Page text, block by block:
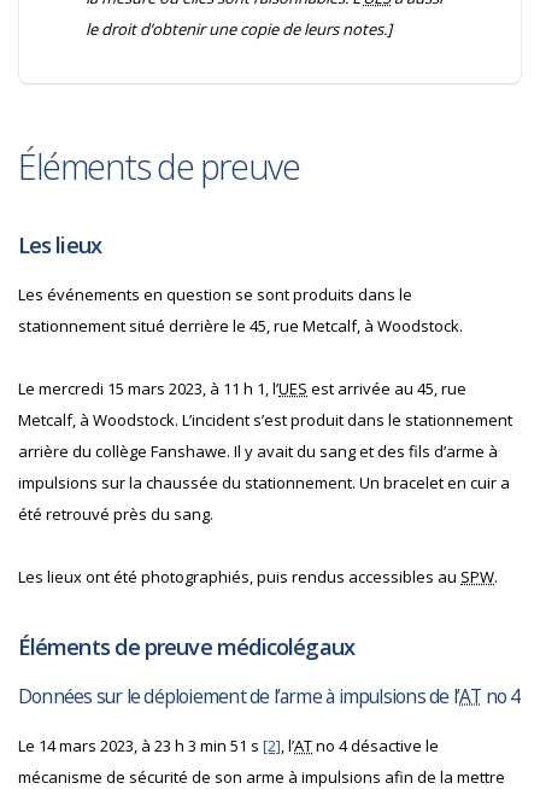
le droit d’obtenir une copie de leurs notes.]
Éléments de preuve
Les lieux
Les événements en question se sont produits dans le
stationnement situé derrière le 45, rue Metcalf, à Woodstock.
Le mercredi 15 mars 2023, à 11 h 1, l’UES est arrivée au 45, rue
Metcalf, à Woodstock. L’incident s’est produit dans le stationnement
arrière du collège Fanshawe. Il y avait du sang et des fils d’arme à
impulsions sur la chaussée du stationnement. Un bracelet en cuir a
été retrouvé près du sang.
Les lieux ont été photographiés, puis rendus accessibles au SPW.
Éléments de preuve médicolégaux
Données sur le déploiement de l’arme à impulsions de l’AT no 4
Le 14 mars 2023, à 23 h 3 min 51 s [2], l’ATno 4 désactive le
mécanisme de sécurité de son arme à impulsions afin de la mettre